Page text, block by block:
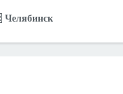
Челябинск